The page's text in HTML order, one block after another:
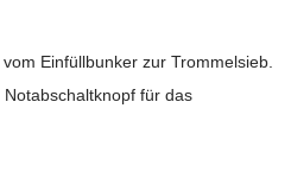
Einfüllbunker zur Trommelsieb.
für das